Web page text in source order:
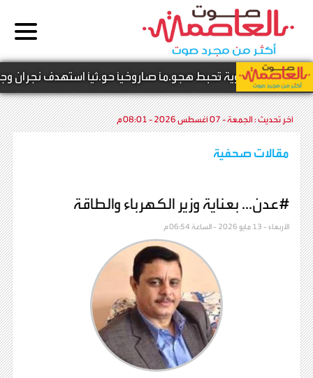
الجوية تُحبط هجو.مًا صاروخيًا حو.ثيًا استهدف نجران وجيزان
آخر تحديث :الجمعة - 07 أغسطس 2026 - 08:01 م
مقالات صحفية
#عدن... بعناية وزير الكهرباء والطاقة
الأربعاء - 13 مايو 2026 - الساعة 06:54 م